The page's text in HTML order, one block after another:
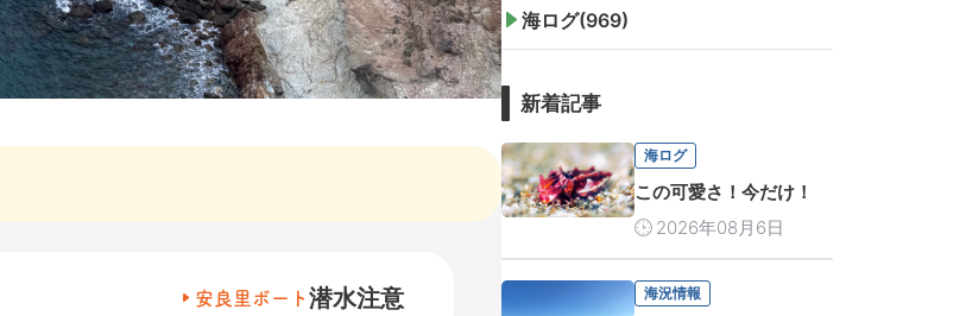
安良里ボート 潜水注意
海ログ(969)
新着記事
海ログ
この可愛さ！今だけ！
2026年08月6日
海況情報